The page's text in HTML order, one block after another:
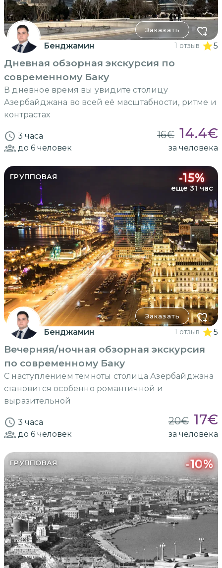
Заказать
Бенджамин 1 отзыв 5
Дневная обзорная экскурсия по
современному Баку
В дневное время вы увидите столицу
Азербайджана во всей её масштабности, ритме и
контрастах
3 часа 16€ 14.4€
до 6 человек за человека
ГРУППОВАЯ -15%
еще 31 час
Заказать
Бенджамин 1 отзыв 5
Вечерняя/ночная обзорная экскурсия
по современному Баку
С наступлением темноты столица Азербайджана
становится особенно романтичной и
выразительной
3 часа 20€ 17€
до 6 человек за человека
ГРУППОВАЯ -10%